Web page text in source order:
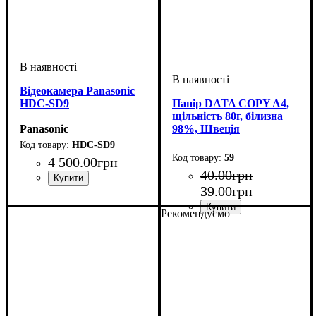
Відеокамера Panasonic
HDC-SD9
Panasonic
HDC-SD9
4 500.00грн
Папір DATA COPY A4,
щільність 80г, білизна
98%, Швеція
59
40.00грн
39.00грн
Рекомендуємо